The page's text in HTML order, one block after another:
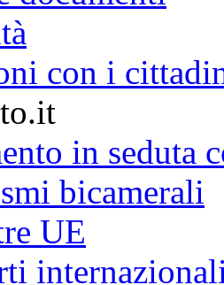
con i
in seduta
bicamerali
UE